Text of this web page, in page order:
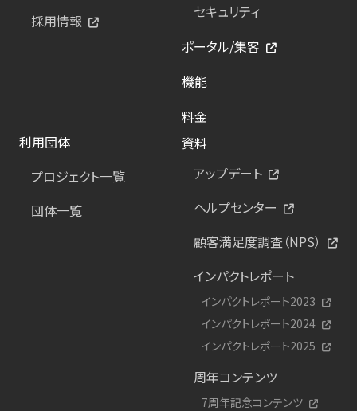
採用情報
セキュリティ
ポータル/集客
機能
料金
利用団体
プロジェクト一覧
団体一覧
資料
アップデート
ヘルプセンター
顧客満足度調査（NPS）
インパクトレポート
インパクトレポート2023
インパクトレポート2024
インパクトレポート2025
周年コンテンツ
7周年記念コンテンツ